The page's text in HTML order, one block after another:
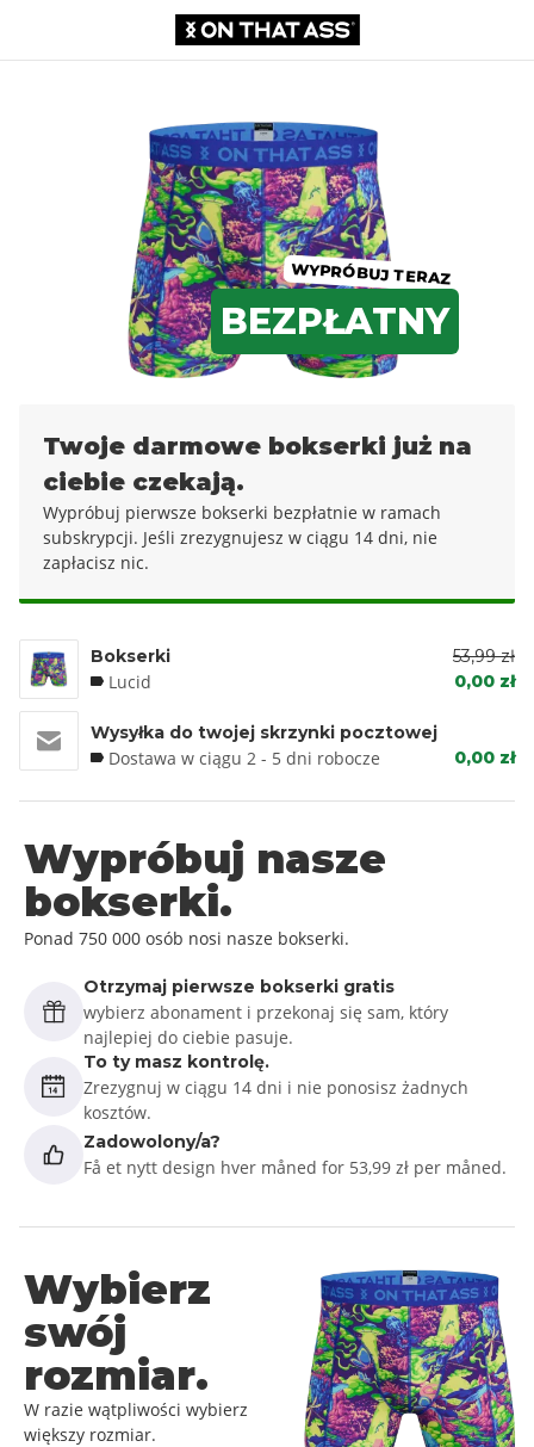
WYPRÓBUJ TERAZ
BEZPŁATNY
Twoje darmowe bokserki już na
ciebie czekają.
Wypróbuj pierwsze bokserki bezpłatnie w ramach
subskrypcji. Jeśli zrezygnujesz w ciągu 14 dni, nie
zapłacisz nic.
Bokserki
Lucid
53,99 zł
0,00 zł
Wysyłka do twojej skrzynki pocztowej
Dostawa w ciągu 2 - 5 dni robocze 0,00 zł
Wypróbuj nasze
bokserki.
Ponad 750 000 osób nosi nasze bokserki.
Otrzymaj pierwsze bokserki gratis
wybierz abonament i przekonaj się sam, który
najlepiej do ciebie pasuje.
To ty masz kontrolę.
Zrezygnuj w ciągu 14 dni i nie ponosisz żadnych
kosztów.
Zadowolony/a?
Få et nytt design hver måned for 53,99 zł per måned.
Wybierz
swój
rozmiar.
W razie wątpliwości wybierz
większy rozmiar.